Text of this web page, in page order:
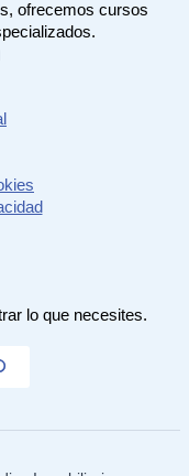
ofrecemos cursos
lo que necesites.